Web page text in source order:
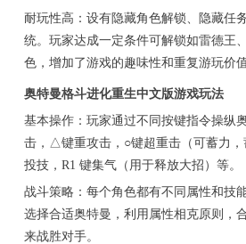
耐玩性高：设有隐藏角色解锁、隐藏任
统。玩家达成一定条件可解锁如雷德王
色，增加了游戏的趣味性和重复游玩价值
奥特曼格斗进化重生中文版游戏玩法
基本操作：玩家通过不同按键指令操纵
击，△键重攻击，○键超重击（可蓄力
投技，R1 键集气（用于释放大招）等。
战斗策略：每个角色都有不同属性和技
选择合适奥特曼，利用属性相克原则，
来战胜对手。